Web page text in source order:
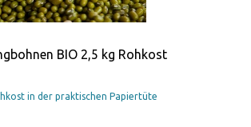
BIO 2,5 kg Rohkost
in der praktischen Papiertüte